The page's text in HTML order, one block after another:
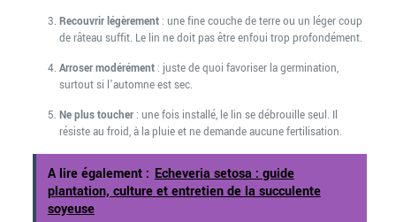
Recouvrir légèrement: une fine couche de terre ou un léger coup
de râteau suffit. Le lin ne doit pas être enfoui trop profondément.
Arroser modérément: juste de quoi favoriser la germination,
surtout si l’automne est sec.
Ne plus toucher: une fois installé, le lin se débrouille seul. Il
résiste au froid, à la pluie et ne demande aucune fertilisation.
A lire également : Echeveria setosa : guide
plantation, culture et entretien de la succulente
soyeuse